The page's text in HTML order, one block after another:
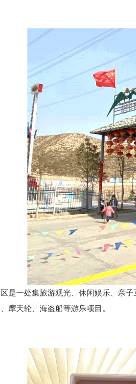
是一处集旅游观光、休闲娱乐、亲
摩天轮、海盗船等游乐项目。